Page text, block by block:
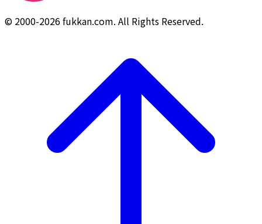
© 2000-2026 fukkan.com. All Rights Reserved.